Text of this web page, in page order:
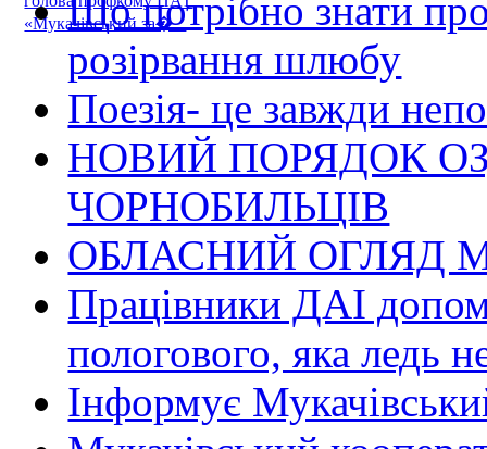
«Мукачівський за�...
Що потрібно знати
розірвання шлюбу
Поезія- це завжди
НОВИЙ ПОРЯДОК
ЧОРНОБИЛЬЦІВ
ОБЛАСНИЙ ОГЛЯД
Працівники ДАІ
пологового, яка ледь
Інформує